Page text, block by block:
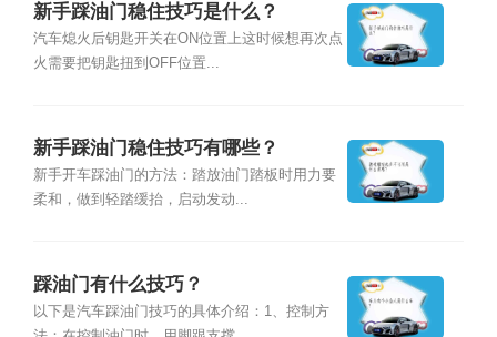
新手踩油门稳住技巧是什么？
汽车熄火后钥匙开关在ON位置上这时候想再次点
火需要把钥匙扭到OFF位置...
新手踩油门稳住技巧有哪些？
新手开车踩油门的方法：踏放油门踏板时用力要
柔和，做到轻踏缓抬，启动发动...
踩油门有什么技巧？
以下是汽车踩油门技巧的具体介绍：1、控制方